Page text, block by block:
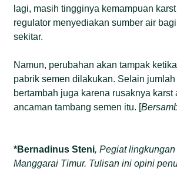
lagi, masih tingginya kemampuan
regulator menyediakan sumber air
sekitar.
Namun, perubahan akan tampak
pabrik semen dilakukan. Selain
bertambah juga karena rusaknya karst
ancaman tambang semen itu. [
*Bernadinus Steni, Pegiat
Manggarai Timur. Tulisan ini opini